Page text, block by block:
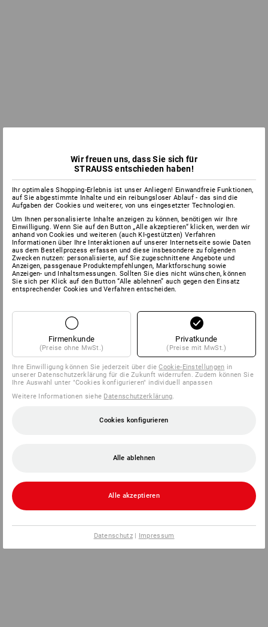
Wir freuen uns, dass Sie sich für
STRAUSS entschieden haben!
Ihr optimales Shopping-Erlebnis ist unser Anliegen! Einwandfreie Funktionen,
auf Sie abgestimmte Inhalte und ein reibungsloser Ablauf - das sind die
Aufgaben der Cookies und weiterer, von uns eingesetzter Technologien.
Um Ihnen personalisierte Inhalte anzeigen zu können, benötigen wir Ihre
Einwilligung. Wenn Sie auf den Button „Alle akzeptieren“ klicken, werden wir
anhand von Cookies und weiteren (auch KI-gestützten) Verfahren
Informationen über Ihre Interaktionen auf unserer Internetseite sowie Daten
aus dem Bestellprozess erfassen und diese insbesondere zu folgenden
Zwecken nutzen: personalisierte, auf Sie zugeschnittene Angebote und
Anzeigen, passgenaue Produktempfehlungen, Marktforschung sowie
Anzeigen- und Inhaltsmessungen. Sollten Sie dies nicht wünschen, können
Sie sich per Klick auf den Button “Alle ablehnen” auch gegen den Einsatz
entsprechender Cookies und Verfahren entscheiden.
Firmenkunde
(Preise ohne MwSt.)
Privatkunde
(Preise mit MwSt.)
Ihre Einwilligung können Sie jederzeit über dieCookie-Einstellungen in
unserer Datenschutzerklärung für die Zukunft widerrufen. Zudem können Sie
Ihre Auswahl unter "Cookies konfigurieren" individuell anpassen
Weitere Informationen siehe Datenschutzerklärung
Cookies konfigurieren
Alle ablehnen
Alle akzeptieren
Datenschutz| Impressum